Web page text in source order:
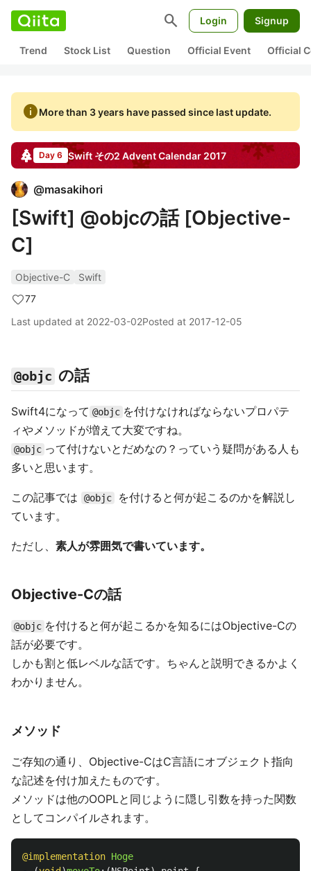
search Login Signup
Trend Stock List Question Official Event Official
infoMore than 3 years have passed since last update.
Day 6 Swift その2 Advent Calendar 2017
@masakihori
[Swift] @objcの話 [Objective-
C]
Objective-C
Swift
77
Last updated at 2022-03-02Posted at 2017-12-05
@objc の話
Swift4になって @objc を付けなければならないプロパテ
ィやメソッドが増えて大変ですね。
@objc って付けないとだめなの？っていう疑問がある人も
多いと思います。
この記事では @objc
を付けると何が起こるのかを解説し
ています。
ただし、 素人が雰囲気で書いています。
Objective-Cの話
@objc を付けると何が起こるかを知るにはObjective-Cの
話が必要です。
しかも割と低レベルな話です。ちゃんと説明できるかよく
わかりません。
メソッド
ご存知の通り、Objective-CはC言語にオブジェクト指向
な記述を付け加えたものです。
メソッドは他のOOPLと同じように隠し引数を持った関数
としてコンパイルされます。
@implementation Hoge